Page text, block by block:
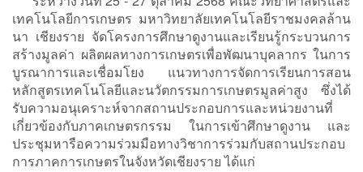
เทคโนโลยีการเกษตร มหาวิทยาลัยเทคโนโลยีราชมงคลล้าน
นา เชียงราย จัดโครงการศึกษาดูงานและเรียนรู้กระบวนการ
สร้างมูลค่า ผลิตผลทางการเกษตรเพื่อพัฒนาบุคลากร ในการ
บูรณาการและเชื่อมโยง แนวทางการจัดการเรียนการสอน
หลักสูตรเทคโนโลยีและนวัตกรรมการเกษตรมูลค่าสูง ซึ่งได้
รับความอนุเคราะห์จากสถานประกอบการและหน่วยงานที่
เกี่ยวข้องกับภาคเกษตรกรรม ในการเข้าศึกษาดูงาน และ
ประชุมหารือความร่วมมือทางวิชาการร่วมกับสถานประกอบ
การภาคการเกษตรในจังหวัดเชียงราย ได้แก่